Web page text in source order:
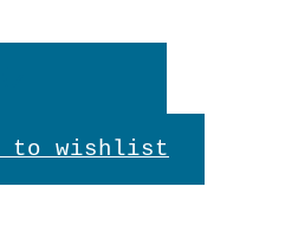
den
to wishlist